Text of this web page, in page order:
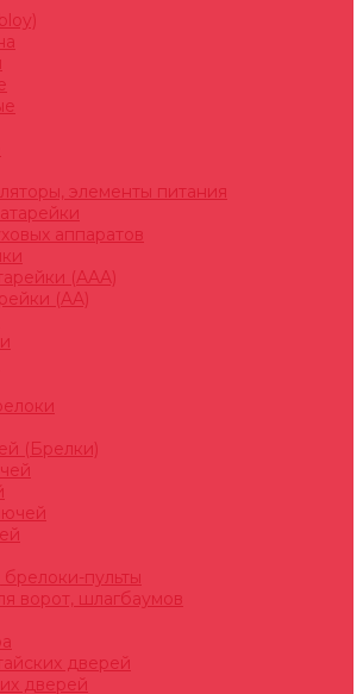
элементы питания
аппаратов
(AAA)
(AA)
(Брелки)
брелоки-пульты
ворот, шлагбаумов
дверей
дверей